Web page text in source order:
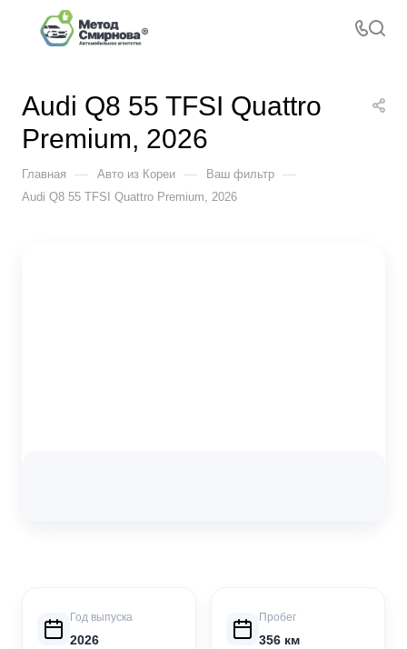
Audi Q8 55 TFSI Quattro
Premium, 2026
Главная — Авто из Кореи — Ваш фильтр —
Audi Q8 55 TFSI Quattro Premium, 2026
Год выпуска
2026
Пробег
356 км